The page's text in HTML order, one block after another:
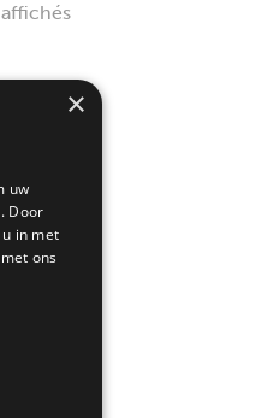
×
uw
Door
in met
ons